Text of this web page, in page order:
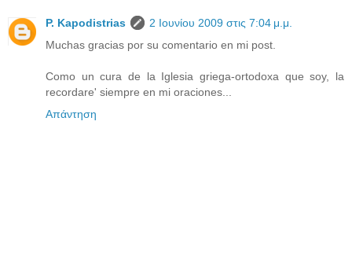
P. Kapodistrias
2 Ιουνίου 2009 στις 7:04 μ.μ.
Muchas gracias por su comentario en mi post.
Como un cura de la Iglesia griega-ortodoxa que soy, la
recordare' siempre en mi oraciones...
Απάντηση